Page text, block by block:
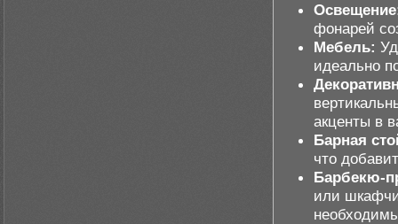
фонарей
Мебель:
идеально
акценты в
Барная
что
Барбекю-
или